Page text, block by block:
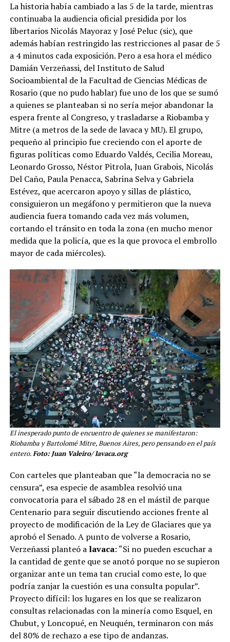
La historia había cambiado a las 5 de la tarde, mientras
continuaba la audiencia oficial presidida por los
libertarios Nicolás Mayoraz y José Peluc (sic), que
además habían restringido las restricciones al pasar de 5
a 4 minutos cada exposición. Pero a esa hora el médico
Damián Verzeñassi, del Instituto de Salud
Socioambiental de la Facultad de Ciencias Médicas de
Rosario (que no pudo hablar) fue uno de los que se sumó
a quienes se planteaban si no sería mejor abandonar la
espera frente al Congreso, y trasladarse a Riobamba y
Mitre (a metros de la sede de lavaca y MU). El grupo,
pequeño al principio fue creciendo con el aporte de
figuras políticas como Eduardo Valdés, Cecilia Moreau,
Leonardo Grosso, Néstor Pitrola, Juan Grabois, Nicolás
Del Caño, Paula Penacca, Sabrina Selva y Gabriela
Estévez, que acercaron apoyo y sillas de plástico,
consiguieron un megáfono y permitieron que la nueva
audiencia fuera tomando cada vez más volumen,
cortando el tránsito en toda la zona (en mucho menor
medida que la policía, que es la que provoca el embrollo
mayor de cada miércoles).
El inesperado punto de encuentro de quienes se manifestaron:
Riobamba y Bartolomé Mitre, Buenos Aires, pero pensando en el país
entero.Foto: Juan Valeiro/ lavaca.org
Con carteles que planteaban que “la democracia no se
censura”, esa especie de asamblea resolvió una
convocatoria para el sábado 28 en el mástil de parque
Centenario para seguir discutiendo acciones frente al
proyecto de modificación de la Ley de Glaciares que ya
aprobó el Senado. A punto de volverse a Rosario,
Verzeñassi planteó a lavaca: “Si no pueden escuchar a
la cantidad de gente que se anotó porque no se supieron
organizar ante un tema tan crucial como este, lo que
podría zanjar la cuestión es una consulta popular”.
Proyecto difícil: los lugares en los que se realizaron
consultas relacionadas con la minería como Esquel, en
Chubut, y Loncopué, en Neuquén, terminaron con más
del 80% de rechazo a ese tipo de andanzas.